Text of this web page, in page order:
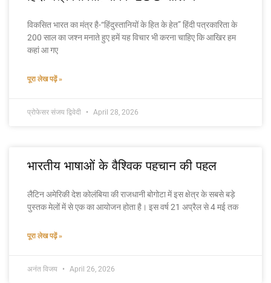
विकसित भारत का मंत्र है-“हिंदुस्तानियों के हित के हेत” हिंदी पत्रकारिता के
200 साल का जश्न मनाते हुए हमें यह विचार भी करना चाहिए कि आखिर हम
कहां आ गए
पूरा लेख पढ़ें »
प्रोफेसर संजय द्विवेदी April 28, 2026
भारतीय भाषाओं के वैश्विक पहचान की पहल
लैटिन अमेरिकी देश कोलंबिया की राजधानी बोगोटा में इस क्षेत्र के सबसे बड़े
पुस्तक मेलों में से एक का आयोजन होता है। इस वर्ष 21 अप्रैल से 4 मई तक
पूरा लेख पढ़ें »
अनंत विजय April 26, 2026